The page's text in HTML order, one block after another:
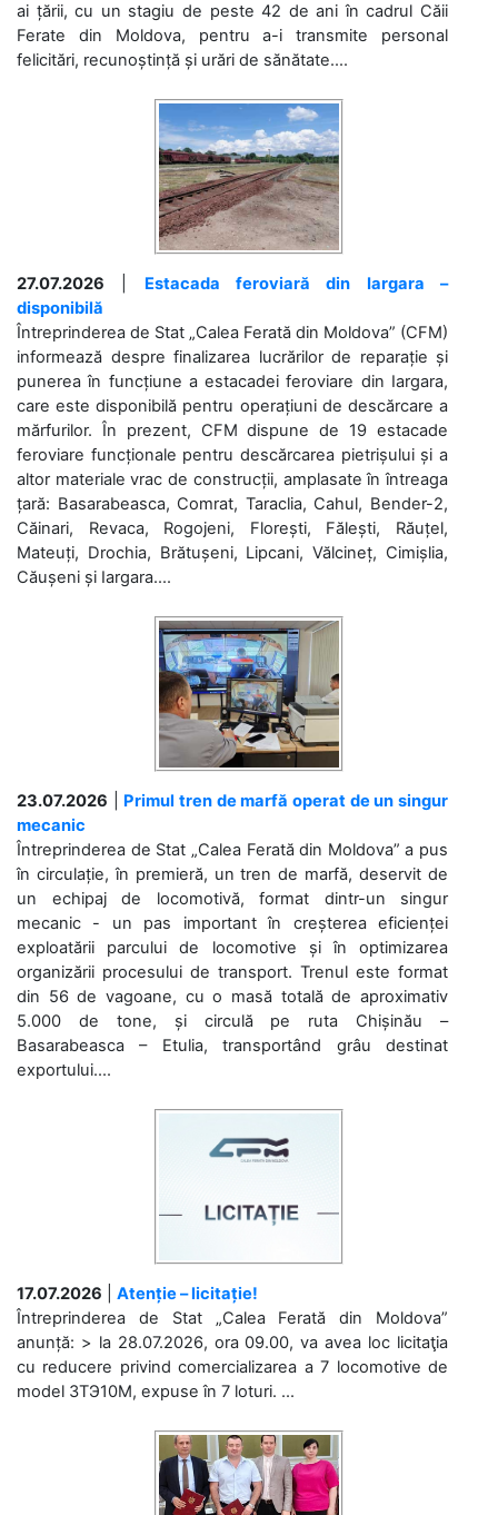
ai țării, cu un stagiu de peste 42 de ani în cadrul Căii
Ferate din Moldova, pentru a-i transmite personal
felicitări, recunoștință și urări de sănătate....
27.07.2026
Estacada feroviară din Iargara –
disponibilă
Întreprinderea de Stat „Calea Ferată din Moldova” (CFM)
informează despre finalizarea lucrărilor de reparație și
punerea în funcțiune a estacadei feroviare din Iargara,
care este disponibilă pentru operațiuni de descărcare a
mărfurilor. În prezent, CFM dispune de 19 estacade
feroviare funcționale pentru descărcarea pietrișului și a
altor materiale vrac de construcții, amplasate în întreaga
țară: Basarabeasca, Comrat, Taraclia, Cahul, Bender-2,
Căinari, Revaca, Rogojeni, Florești, Fălești, Răuțel,
Mateuți, Drochia, Brătușeni, Lipcani, Vălcineț, Cimișlia,
Căușeni și Iargara....
23.07.2026
Primul tren de marfă operat de un singur
mecanic
Întreprinderea de Stat „Calea Ferată din Moldova” a pus
în circulație, în premieră, un tren de marfă, deservit de
un echipaj de locomotivă, format dintr-un singur
mecanic - un pas important în creșterea eficienței
exploatării parcului de locomotive și în optimizarea
organizării procesului de transport. Trenul este format
din 56 de vagoane, cu o masă totală de aproximativ
5.000 de tone, și circulă pe ruta Chișinău –
Basarabeasca – Etulia, transportând grâu destinat
exportului....
17.07.2026
Atenție – licitație!
Întreprinderea de Stat „Calea Ferată din Moldova”
anunță: > la 28.07.2026, ora 09.00, va avea loc licitaţia
cu reducere privind comercializarea a 7 locomotive de
model 3ТЭ10М, expuse în 7 loturi. ...